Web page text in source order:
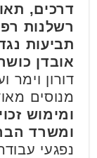
דרכים,
רשלנות
תביעות
אובדן
דורון וימר
מנוסים
ומימוש
ומשרד
נפגעי